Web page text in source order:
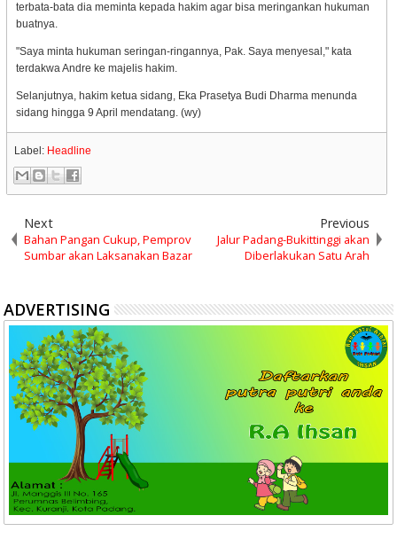
terbata-bata dia meminta kepada hakim agar bisa meringankan hukuman
buatnya.
"Saya minta hukuman seringan-ringannya, Pak. Saya menyesal," kata
terdakwa Andre ke majelis hakim.
Selanjutnya, hakim ketua sidang, Eka Prasetya Budi Dharma menunda
sidang hingga 9 April mendatang. (wy)
Label: Headline
Next
Bahan Pangan Cukup, Pemprov
Sumbar akan Laksanakan Bazar
Previous
Jalur Padang-Bukittinggi akan
Diberlakukan Satu Arah
ADVERTISING